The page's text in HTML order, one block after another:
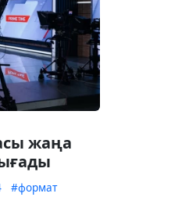
жаңа
#формат